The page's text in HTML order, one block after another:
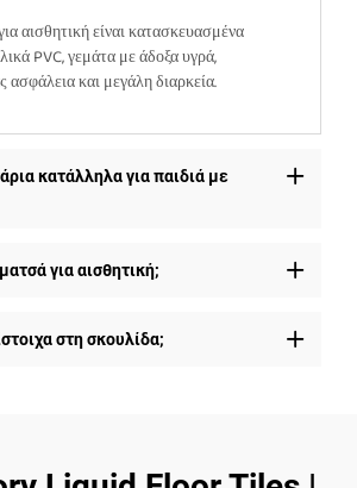
αισθητική είναι κατασκευασμένα
PVC, γεμάτα με άδοξα υγρά,
ασφάλεια και μεγάλη διαρκεία.
κατάλληλα για παιδιά με
για αισθητική;
στη σκουλίδα;